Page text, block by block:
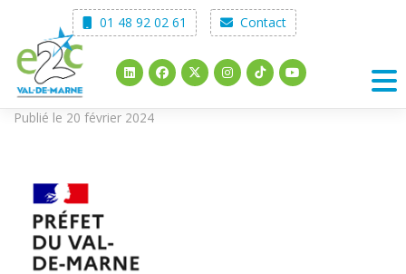
content
01 48 92 02 61 Contact
Publié le 20 février 2024